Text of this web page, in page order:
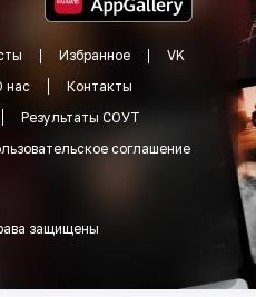
Избранное
VK
нас
Контакты
Результаты СОУТ
соглашение
защищены